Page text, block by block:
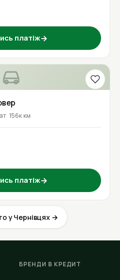
платіж→
156к км
платіж→
у Чернівцях →
БРЕНДИ В КРЕДИТ